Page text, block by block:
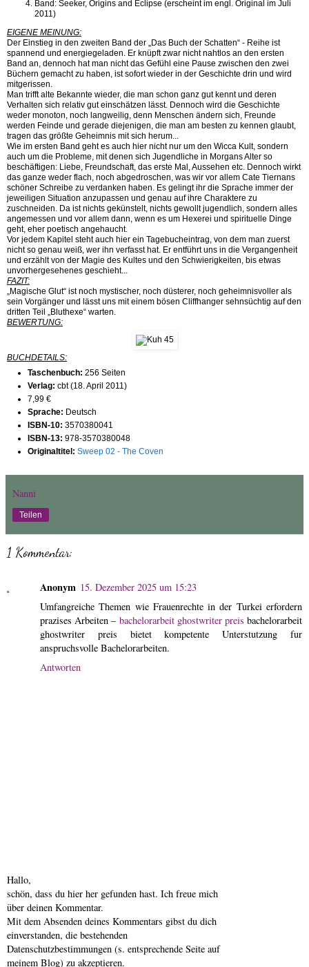
Band: Seeker, Origins and Eclipse (erscheint im engl. Original im Juli
2011)
EIGENE MEINUNG:
Der Einstieg in den zweiten Band der „Das Buch der Schatten“ - Reihe ist
spannend und energiegeladen. Er knüpft zwar nicht nahtlos an den ersten
Band an, dennoch hat man nicht das Gefühl eine Pause zwischen den zwei
Büchern gemacht zu haben, ist sofort wieder in der Geschichte drin und wird
mitgerissen.
Man trifft alte Bekannte wieder, die man schon ganz gut kennt und deren
Verhalten sich relativ gut einschätzen lässt. Dennoch wird die Geschichte
weder monoton, noch langweilig, denn Menschen ändern sich, Freunde
werden Feinde und gerade diejenigen, die man am besten zu kennen glaubt,
tragen das größte Geheimnis mit sich herum...
Wie im ersten Band geht es auch hier nicht nur um den Wicca Kult, sondern
auch um die Probleme, mit denen sich Jugendliche in Morgans Alter so
beschäftigen: Liebe, Freundschaft, das erste Mal, Aussehen etc. Dennoch wirkt
das ganze weder flach, noch abgedroschen, was wir vor allem Cate Tiernans
schöner Schreibe zu verdanken haben. Es gelingt ihr die Sprache immer der
jeweiligen Situation anzupassen und genau auf ihre Charaktere zu
zuschneiden. Da ist nichts gekünstelt, nichts gewollt jugendlich, sondern alles
angemessen und vor allem dann, wenn es um Hexerei und spirituelle Dinge
geht, eher poetisch angehaucht.
Vor jedem Kapitel steht auch hier ein Tagebucheintrag, von dem man zuerst
nicht so genau weiß, wer ihn verfasst hat. Er entführt uns in die Vergangenheit
und erzählt von der Magie des Kultes und den Schwierigkeiten, bis etwas
unvorhergesehenes geschieht...
FAZIT:
„Magische Glut“ ist noch mystischer, noch düsterer, noch geheimnisvoller als
sein Vorgänger und lässt uns mit einem bösen Cliffhanger sehnsüchtig auf den
dritten Teil „Bluthexe“ warten.
BEWERTUNG:
BUCHDETAILS:
Taschenbuch: 256 Seiten
Verlag: cbt (18. April 2011)
7,99 €
Sprache: Deutsch
ISBN-10: 3570380041
ISBN-13: 978-3570380048
Originaltitel: Sweep 02 - The Coven
Nanni
Teilen
1 Kommentar:
Anonym 15. Dezember 2025 um 15:23
Umfangreiche Themen wie Frauenrechte in der Turkei erfordern
prazises Arbeiten – bachelorarbeit ghostwriter preis bachelorarbeit
ghostwriter preis bietet kompetente Unterstutzung fur
anspruchsvolle Bachelorarbeiten.
Antworten
Hallo,
schön, dass du hier her gefunden hast. Ich freue mich
über deinen Kommentar.
Mit dem Absenden deines Kommentars gibst du dich
einverstanden, die bestehenden
Datenschutzbestimmungen (s. entsprechende Seite auf
meinem Blog) zu akzeptieren.